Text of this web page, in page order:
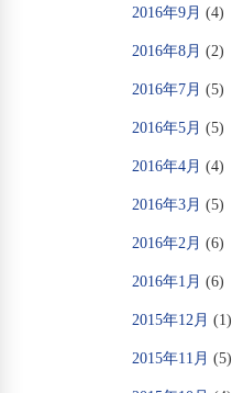
2016年9月 (4)
2016年8月 (2)
2016年7月 (5)
2016年5月 (5)
2016年4月 (4)
2016年3月 (5)
2016年2月 (6)
2016年1月 (6)
2015年12月 (1)
2015年11月 (5)